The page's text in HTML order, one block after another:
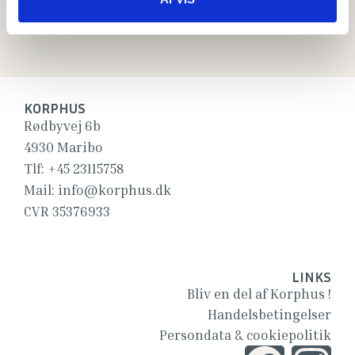
KORPHUS
Rødbyvej 6b
4930 Maribo
Tlf: +45 23115758
Mail: info@korphus.dk
CVR 35376933
LINKS
Bliv en del af Korphus !
Handelsbetingelser
Persondata & cookiepolitik